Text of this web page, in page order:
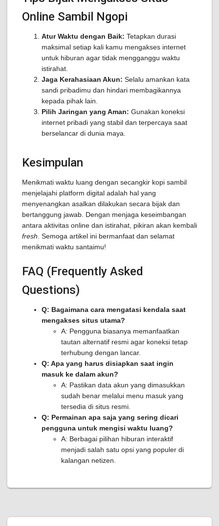
Online Sambil Ngopi
Atur Waktu dengan Baik: Tetapkan durasi
maksimal setiap kali kamu mengakses internet
untuk hiburan agar tidak mengganggu waktu
istirahat.
Jaga Kerahasiaan Akun: Selalu amankan kata
sandi pribadimu dan hindari membagikannya
kepada pihak lain.
Pilih Jaringan yang Aman: Gunakan koneksi
internet pribadi yang stabil dan terpercaya saat
berselancar di dunia maya.
Kesimpulan
Menikmati waktu luang dengan secangkir kopi sambil
menjelajahi platform digital adalah hal yang
menyenangkan asalkan dilakukan secara bijak dan
bertanggung jawab. Dengan menjaga keseimbangan
antara aktivitas online dan istirahat, pikiran akan kembali
fresh . Semoga artikel ini bermanfaat dan selamat
menikmati waktu santaimu!
FAQ (Frequently Asked
Questions)
Q: Bagaimana cara mengatasi kendala saat
mengakses situs utama?
A: Pengguna biasanya memanfaatkan
tautan alternatif resmi agar koneksi tetap
terhubung dengan lancar.
Q: Apa yang harus disiapkan saat ingin
masuk ke dalam akun?
A: Pastikan data akun yang dimasukkan
sudah benar melalui menu masuk yang
tersedia di situs resmi.
Q: Permainan apa saja yang sering dicari
pengguna untuk mengisi waktu luang?
A: Berbagai pilihan hiburan interaktif
menjadi salah satu opsi yang populer di
kalangan netizen.